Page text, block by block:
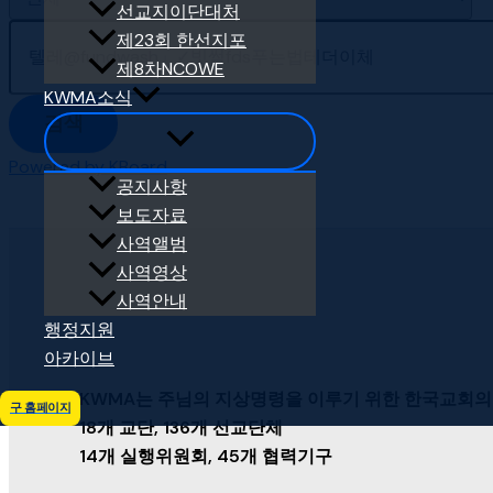
선교지이단대처
제23회 한선지포
제8차NCOWE
KWMA소식
공지사항
보도자료
사역앨범
사역영상
사역안내
행정지원
아카이브
구 홈페이지
검색
Powered by KBoard
KWMA는 주님의 지상명령을 이루기 위한 한국교회의
18개 교단, 136개 선교단체
14개 실행위원회, 45개 협력기구